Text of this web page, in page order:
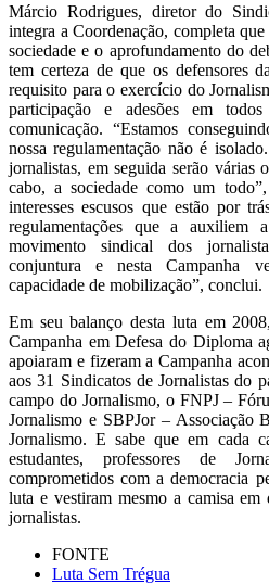
Márcio Rodrigues, diretor do
integra a Coordenação, completa
sociedade e o aprofundamento do
tem certeza de que os defensores
requisito para o exercício do
participação e adesões em
comunicação. “Estamos
nossa regulamentação não é
jornalistas, em seguida serão várias
cabo, a sociedade como um
interesses escusos que estão por
regulamentações que a auxiliem
movimento sindical dos
conjuntura e nesta Campanha
capacidade de mobilização”, conclui.
Em seu balanço desta luta em
Campanha em Defesa do Diploma
apoiaram e fizeram a Campanha
aos 31 Sindicatos de Jornalistas do
campo do Jornalismo, o FNPJ –
Jornalismo e SBPJor – Associação
Jornalismo. E sabe que em cada
estudantes, professores de
comprometidos com a democracia
luta e vestiram mesmo a camisa em
jornalistas.
FONTE
Luta Sem Trégua